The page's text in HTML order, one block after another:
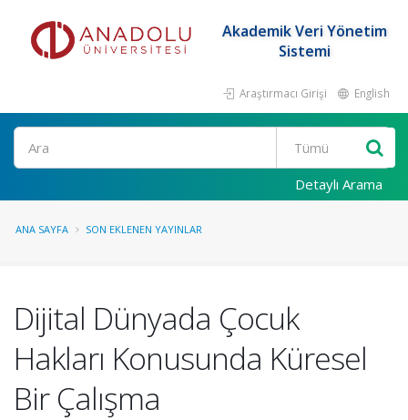
Akademik Veri Yönetim
Sistemi
Araştırmacı Girişi English
Ara
Detaylı Arama
ANA SAYFA SON EKLENEN YAYINLAR
Dijital Dünyada Çocuk
Hakları Konusunda Küresel
Bir Çalışma